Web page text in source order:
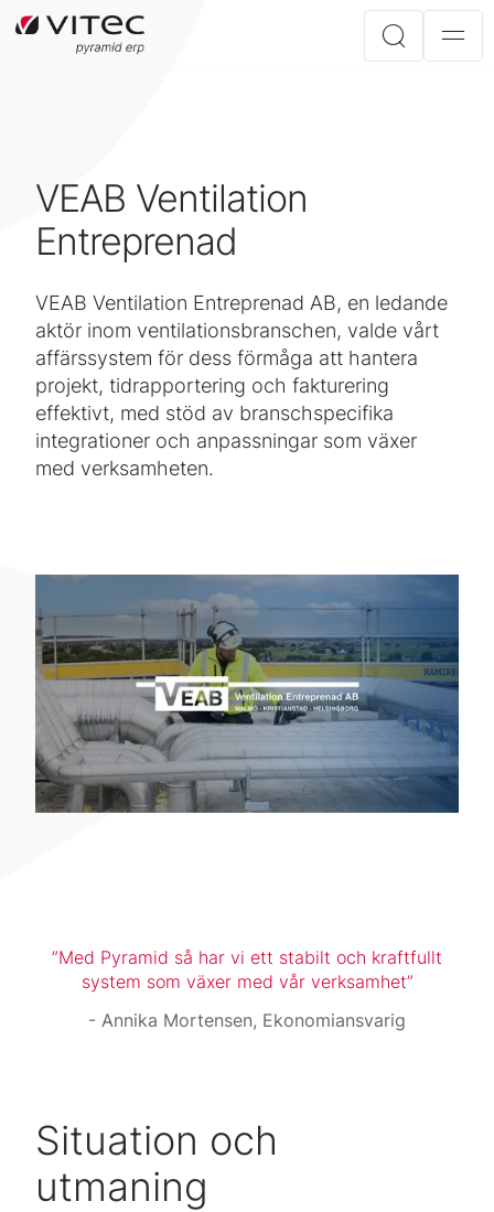
VEAB Ventilation
Entreprenad
VEAB Ventilation Entreprenad AB, en ledande
aktör inom ventilationsbranschen, valde vårt
affärssystem för dess förmåga att hantera
projekt, tidrapportering och fakturering
effektivt, med stöd av branschspecifika
integrationer och anpassningar som växer
med verksamheten.
Med Pyramid så har vi ett stabilt och kraftfullt
system som växer med vår verksamhet
Annika Mortensen, Ekonomiansvarig
Situation och
utmaning